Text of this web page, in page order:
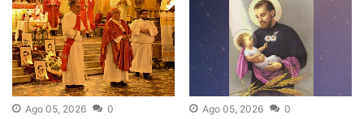
Ago 05, 2026 0 Ago 05, 2026 0